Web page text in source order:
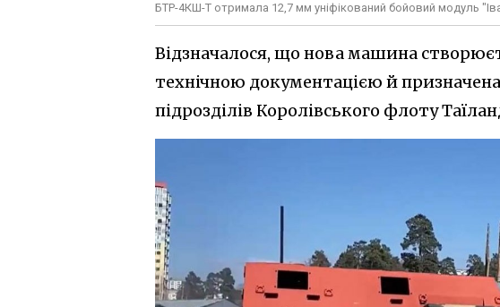
БТР-4КШ-Т отримала 12,7 мм уніфікований бойовий модуль
Відзначалося, що нова машина
технічною документацією й
підрозділів Королівського флоту